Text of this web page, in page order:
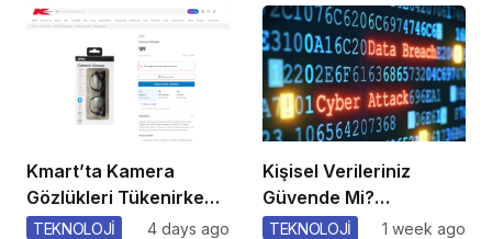
Kmart’ta Kamera
Gözlükleri Tükenirken
Gizlilik Endişesi!
TEKNOLOJİ 4 days ago
Kişisel Verileriniz
Güvende Mi?
Sormaktan
TEKNOLOJİ 1 week ago